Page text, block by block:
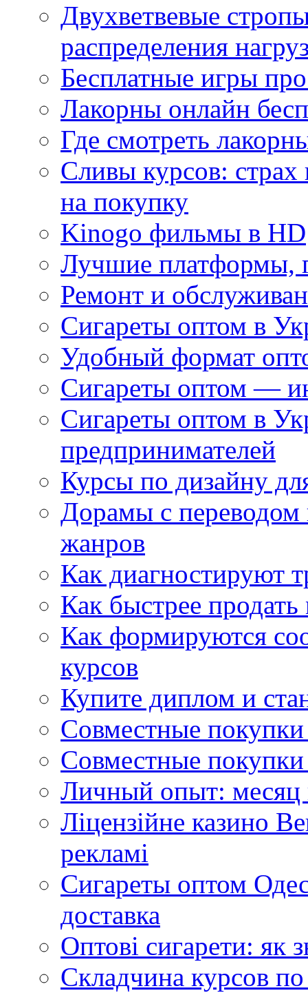
Двухветвевые
распределения
Бесплатные игры
Лакорны онлайн
Где смотреть
Сливы курсов:
на покупку
Kinogo фильмы в HD
Лучшие платформы,
Ремонт и
Сигареты оптом в
Удобный формат
Сигареты оптом —
Сигареты оптом в
предпринимателей
Курсы по дизайну
Дорамы с переводом
жанров
Как диагностируют
Как быстрее
Как формируются
курсов
Купите диплом и
Совместные
Совместные покупки
Личный опыт: месяц
Ліцензійне казино
рекламі
Сигареты оптом
доставка
Оптові сигарети: як
Складчина курсов